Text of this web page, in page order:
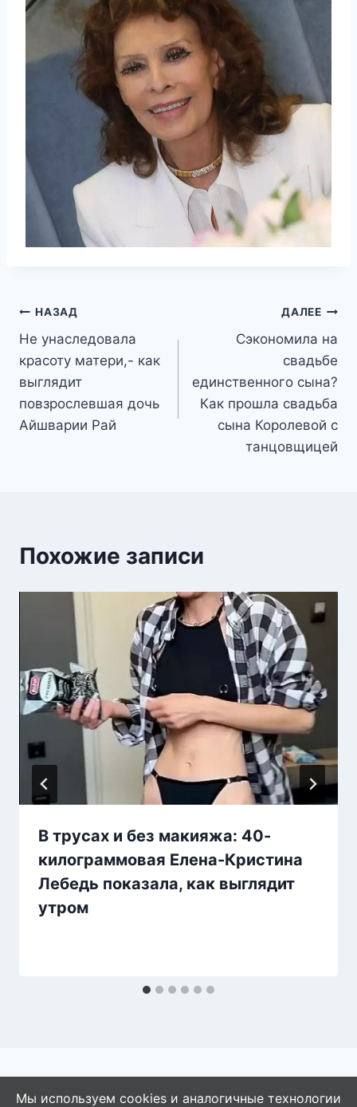
Навигация
по
записям
НАЗАД
Не унаследовала
красоту матери,- как
выглядит
повзрослевшая дочь
Айшварии Рай
ДАЛЕЕ
Сэкономила на
свадьбе
единственного сына?
Как прошла свадьба
сына Королевой с
танцовщицей
Похожие записи
В трусах и без макияжа: 40-
килограммовая Елена-Кристина
Лебедь показала, как выглядит
утром
Мы используем cookies и аналогичные технологии